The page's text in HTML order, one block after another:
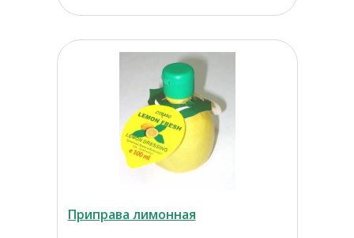
Приправа лимонная